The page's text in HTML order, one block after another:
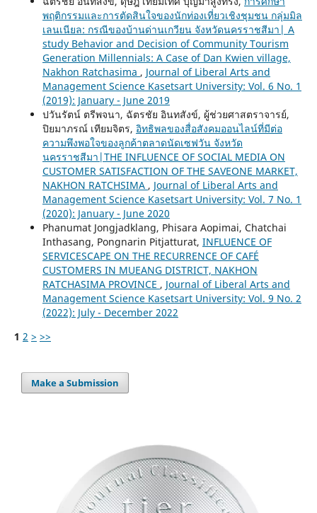
พฤติกรรมและการตัดสินใจของนักท่องเที่ยวเชิงชุมชน กลุ่มมิล
เลนเนียล: กรณีของบ้านด่านเกวียน จังหวัดนครราชสีมา| A
study Behavior and Decision of Community Tourism
Generation Millennials: A Case of Dan Kwien village,
Nakhon Ratchasima , Journal of Liberal Arts and
Management Science Kasetsart University: Vol. 6 No. 1
(2019): January - June 2019
ปวันรัตน์ ตรีพจนา, ฉัตรชัย อินทสังข์, ผู้ช่วยศาสตราจารย์,
ปิยมาภรณ์ เทียมจิตร, อิทธิพลของสื่อสังคมออนไลน์ที่มีต่อ
ความพึงพอใจของลูกค้าตลาดนัดเซฟวัน จังหวัด
นครราชสีมา|THE INFLUENCE OF SOCIAL MEDIA ON
CUSTOMER SATISFACTION OF THE SAVEONE MARKET,
NAKHON RATCHSIMA , Journal of Liberal Arts and
Management Science Kasetsart University: Vol. 7 No. 1
(2020): January - June 2020
Phanumat Jongjadklang, Phisara Aopimai, Chatchai
Inthasang, Pongnarin Pitjatturat, INFLUENCE OF
SERVICESCAPE ON THE RECURRENCE OF CAFÉ
CUSTOMERS IN MUEANG DISTRICT, NAKHON
RATCHASIMA PROVINCE , Journal of Liberal Arts and
Management Science Kasetsart University: Vol. 9 No. 2
(2022): July - December 2022
1 2 > >>
Make a Submission